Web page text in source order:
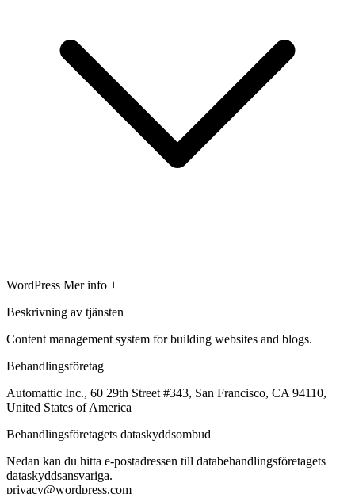
WordPress Mer info +
Beskrivning av tjänsten
Content management system for building websites and blogs.
Behandlingsföretag
Automattic Inc., 60 29th Street #343, San Francisco, CA 94110,
United States of America
Behandlingsföretagets dataskyddsombud
Nedan kan du hitta e-postadressen till databehandlingsföretagets
dataskyddsansvariga.
privacy@wordpress.com